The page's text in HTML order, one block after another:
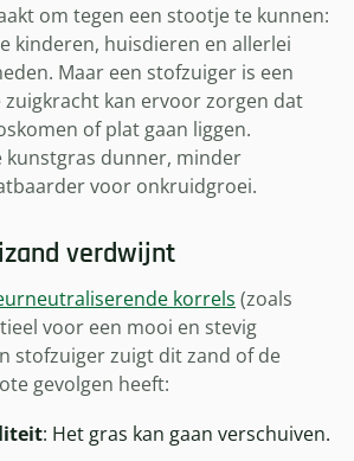
om tegen een stootje te kunnen:
kinderen, huisdieren en allerlei
Maar een stofzuiger is een
zuigkracht kan ervoor zorgen dat
of plat gaan liggen.
dunner, minder
voor onkruidgroei.
verdwijnt
korrels (zoals
voor een mooi en stevig
stofzuiger zuigt dit zand of de
gevolgen heeft:
: Het gras kan gaan verschuiven.